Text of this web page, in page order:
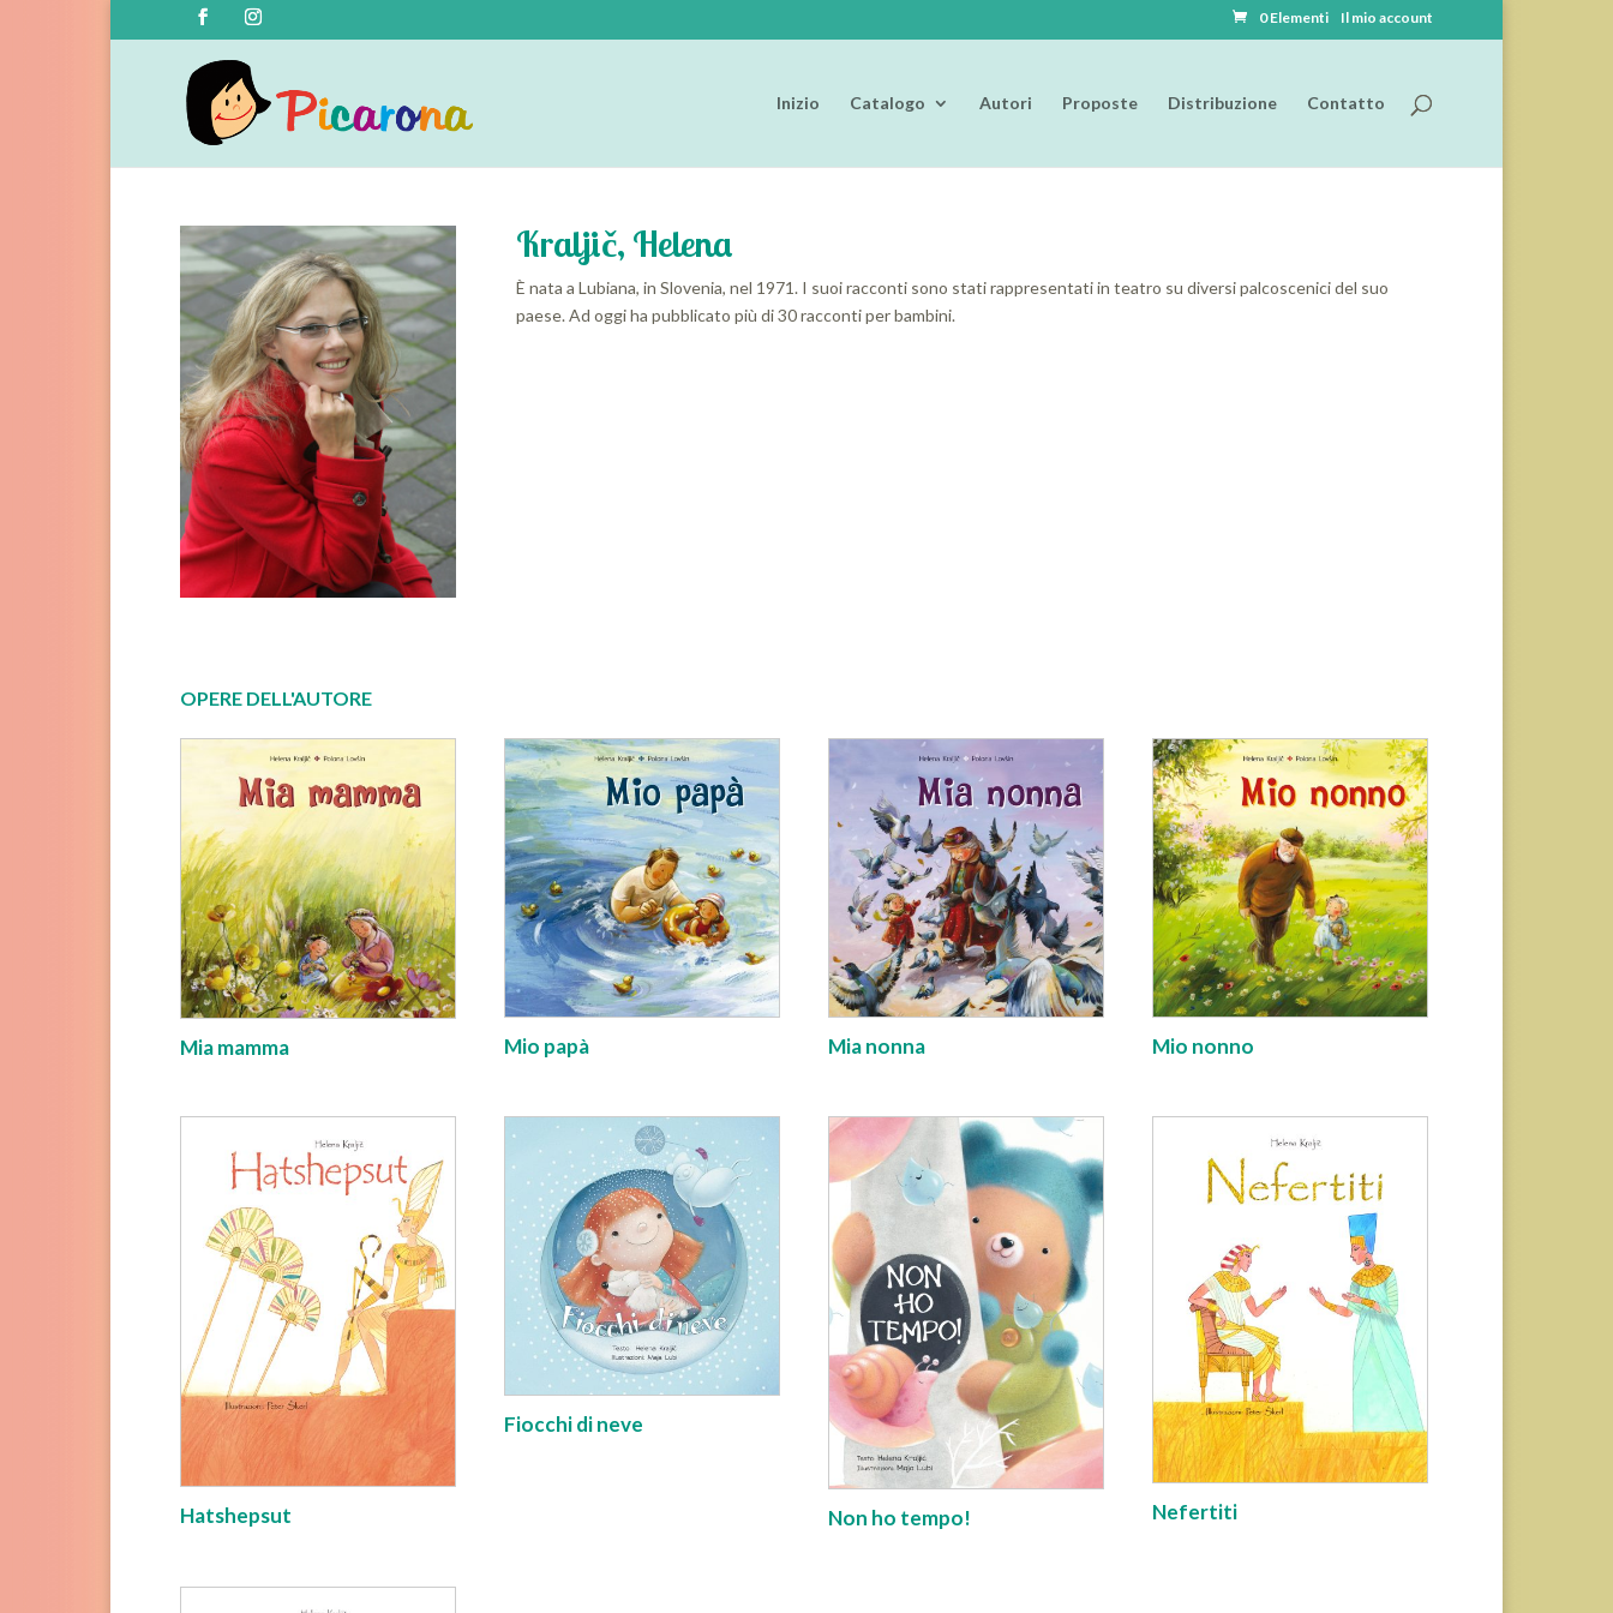
Il mio account
0 Elementi
Inizio Catalogo Autori Proposte Distribuzione Contatto
Kraljič, Helena
È nata a Lubiana, in Slovenia, nel 1971. I suoi racconti sono stati rappresentati in teatro su diversi palcoscenici del suo
paese. Ad oggi ha pubblicato più di 30 racconti per bambini.
OPERE DELL'AUTORE
Mia mamma Mio papà Mia nonna Mio nonno
Hatshepsut
Fiocchi di neve
Non ho tempo! Nefertiti